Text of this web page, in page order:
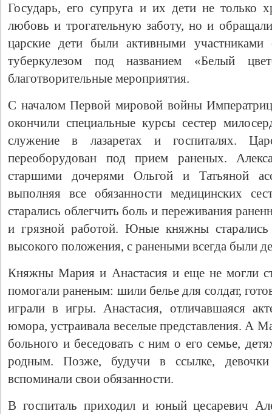
Государь, его супруга и их дети не только
любовь и трогательную заботу, но и
царские дети были активными
туберкулезом под названием «Белый
благотворительные мероприятия.
С началом Первой мировой войны
окончили специальные курсы сестер
служение в лазаретах и госпиталях.
переоборудован под прием раненых.
старшими дочерями Ольгой и Татьяной
выполняя все обязанности медицинских
старались облегчить боль и переживания
и грязной работой. Юные княжны старались
высокого положения, с ранеными всегда были
Княжны Мария и Анастасия и еще не могли
помогали раненым: шили белье для солдат,
играли в игры. Анастасия, отличавшаяся
юмора, устраивала веселые представления. А
больного и беседовать с ним о его семье,
родным. Позже, будучи в ссылке,
вспоминали свои обязанности.
В госпиталь приходил и юный цесаревич
Свидетельство